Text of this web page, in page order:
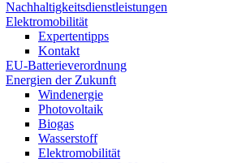
Nachhaltigkeitsdienstleistungen
Elektromobilität
Expertentipps
Kontakt
EU-Batterieverordnung
Energien der Zukunft
Windenergie
Photovoltaik
Biogas
Wasserstoff
Elektromobilität